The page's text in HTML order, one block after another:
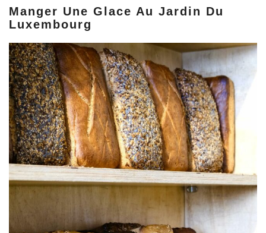
Manger Une Glace Au Jardin Du
Luxembourg